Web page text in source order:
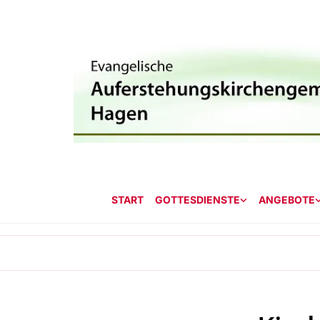
START GOTTESDIENSTE ANGEBOTE